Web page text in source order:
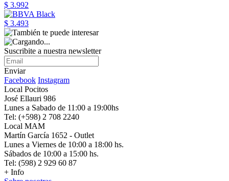
$ 3.992
$ 3.493
Suscribite a nuestra newsletter
Enviar
Facebook Instagram
Local Pocitos
José Ellauri 986
Lunes a Sabado de 11:00 a 19:00hs
Tel: (+598) 2 708 2240
Local MAM
Martín García 1652 - Outlet
Lunes a Viernes de 10:00 a 18:00 hs.
Sábados de 10:00 a 15:00 hs.
Tel: (598) 2 929 60 87
+ Info